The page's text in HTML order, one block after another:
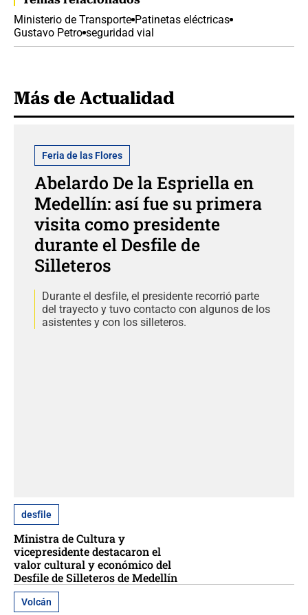
Ministerio de Transporte Patinetas eléctricas
Gustavo Petro seguridad vial
Más de Actualidad
Feria de las Flores
Abelardo De la Espriella en
Medellín: así fue su primera
visita como presidente
durante el Desfile de
Silleteros
Durante el desfile, el presidente recorrió parte
del trayecto y tuvo contacto con algunos de los
asistentes y con los silleteros.
desfile
Ministra de Cultura y
vicepresidente destacaron el
valor cultural y económico del
Desfile de Silleteros de Medellín
Volcán